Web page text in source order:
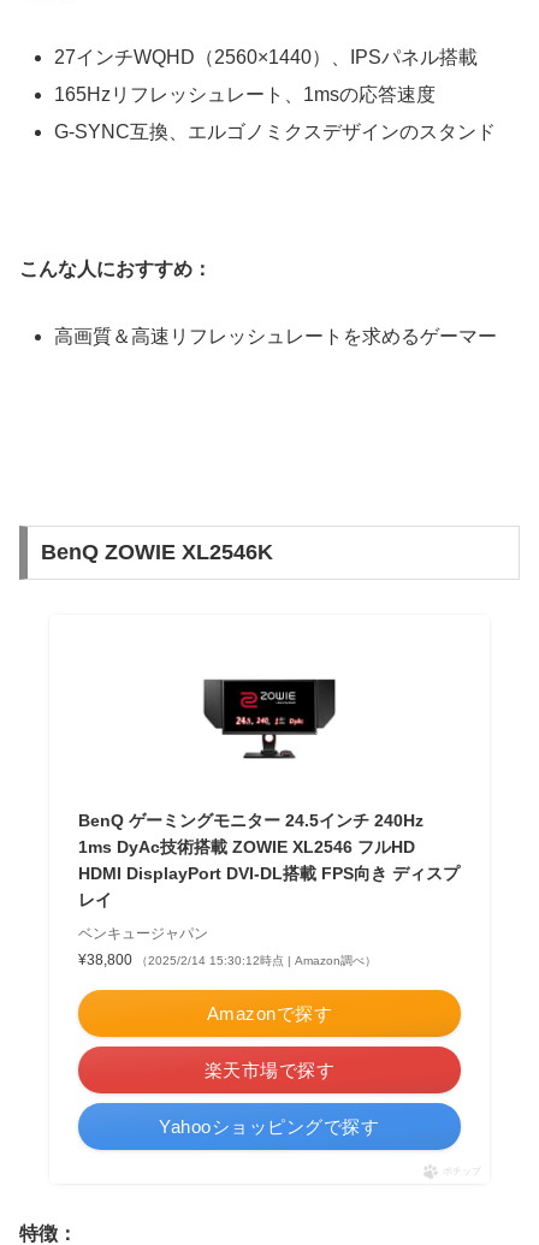
27インチWQHD（2560×1440）、IPSパネル搭載
165Hzリフレッシュレート、1msの応答速度
G-SYNC互換、エルゴノミクスデザインのスタンド
こんな人におすすめ：
高画質＆高速リフレッシュレートを求めるゲーマー
BenQ ZOWIE XL2546K
BenQ ゲーミングモニター 24.5インチ 240Hz
1ms DyAc技術搭載 ZOWIE XL2546 フルHD
HDMI DisplayPort DVI-DL搭載 FPS向き ディスプ
レイ
ベンキュージャパン
¥38,800
（2025/2/14 15:30:12時点 | Amazon調べ）
Amazonで探す
楽天市場で探す
Yahooショッピングで探す
ポチップ
特徴：